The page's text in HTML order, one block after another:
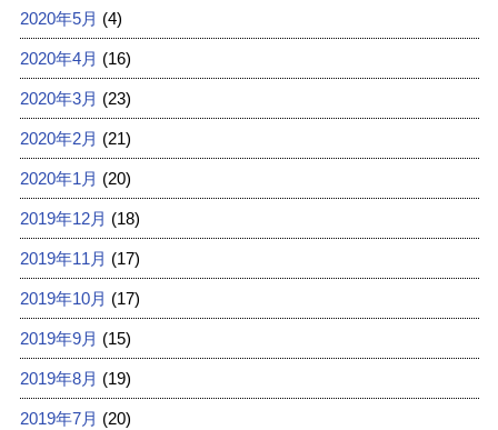
2020年5月 (4)
2020年4月 (16)
2020年3月 (23)
2020年2月 (21)
2020年1月 (20)
2019年12月 (18)
2019年11月 (17)
2019年10月 (17)
2019年9月 (15)
2019年8月 (19)
2019年7月 (20)